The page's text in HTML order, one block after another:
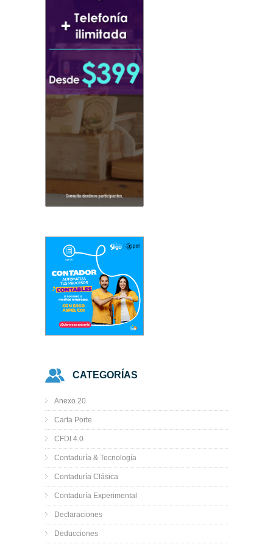
CATEGORÍAS
Anexo 20
Carta Porte
CFDI 4.0
Contaduría & Tecnología
Contaduría Clásica
Contaduría Experimental
Declaraciones
Deducciones